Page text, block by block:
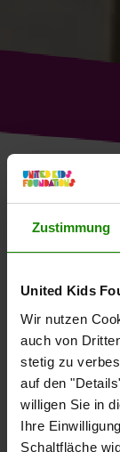
Zustimmung
United Kids
Wir nutzen
auch von
stetig zu
auf den
willigen Sie in
Ihre
Schaltfläche
ÜBUNGEN,
Wenn du mal